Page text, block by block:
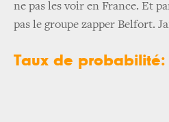
ne pas les voir en France. Et
pas le groupe zapper Belfort.
Taux de probabilité: